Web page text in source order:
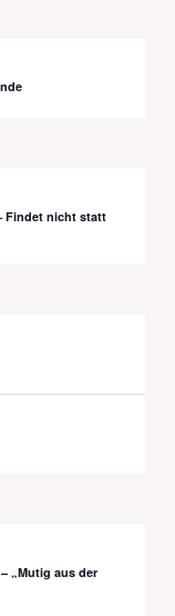
Findet nicht statt
„Mutig aus der